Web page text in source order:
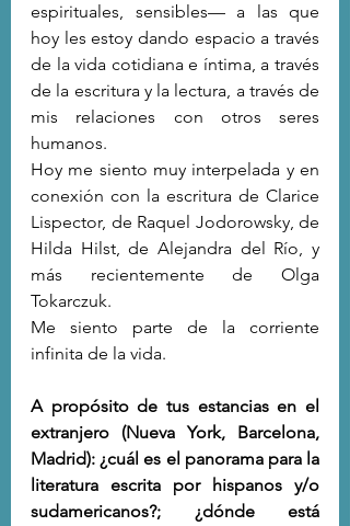
espirituales, sensibles— a las que
hoy les estoy dando espacio a través
de la vida cotidiana e íntima, a través
de la escritura y la lectura, a través de
mis relaciones con otros seres
humanos.
Hoy me siento muy interpelada y en
conexión con la escritura de Clarice
Lispector, de Raquel Jodorowsky, de
Hilda Hilst, de Alejandra del Río, y
más recientemente de Olga
Tokarczuk.
Me siento parte de la corriente
infinita de la vida.
A propósito de tus estancias en el
extranjero (Nueva York, Barcelona,
Madrid): ¿cuál es el panorama para la
literatura escrita por hispanos y/o
sudamericanos?; ¿dónde está